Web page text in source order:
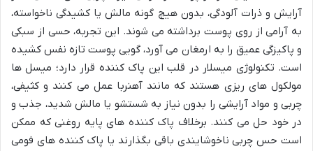
آرایش و ذرات آلودگی، بدون هیچ گونه مالش یا کشیدگی ناخواسته،
به آرامی از روی پوست برداشته می شوند. این تجربه، حسی از سبکی
و پاکیزگی عمیق را به ارمغان می آورد، گویی پوست تازه نفس کشیده
است. تکنولوژی میسلار در قلب این پاک کننده قرار دارد؛ میسل ها
مولکول های ریزی هستند که مانند آهنربا عمل می کنند و کثیفی،
چربی و مواد آرایشی را بدون نیاز به شستشو یا مالش شدید، جذب و
در خود حل می کنند. برخلاف پاک کننده های پایه روغنی که ممکن
است حس چربی ناخوشایندی باقی بگذارند یا پاک کننده های فومی